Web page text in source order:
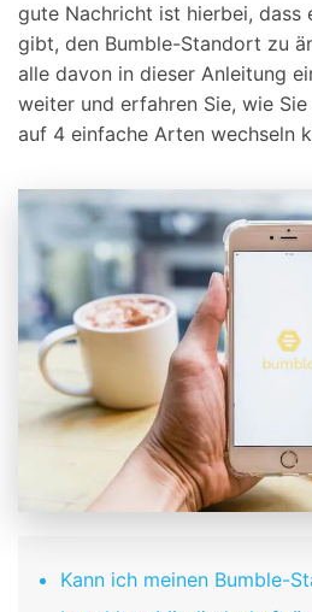
gute Nachricht ist hierbei, dass
gibt, den Bumble-Standort zu
alle davon in dieser Anleitung
weiter und erfahren Sie, wie
auf 4 einfache Arten wechseln
Kann ich meinen Bumble-